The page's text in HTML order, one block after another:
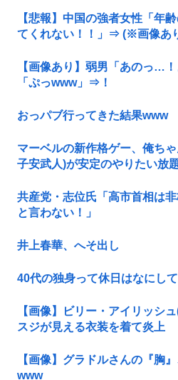
【悲報】中国の強者女性「年
てくれない！！」⇒ (※画像あ
【画像あり】弱男「あのっ…
「ぷっwww」⇒！
おっパブ行ってきた結果www
マーベルの新作格ゲー、俺ち
子安武人)が安定のやりたい放
共産党・志位氏「高市首相は
と言わない！」
井上春華、へそ出し
40代の独身って休日はなにし
【画像】ビリー・アイリッシ
スジが見える衣装を着て炎上
【画像】グラドルさんの『胸
www